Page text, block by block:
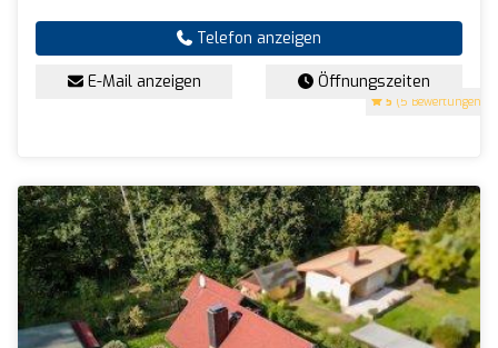
5 (5 Bewertungen)
Telefon anzeigen
E-Mail anzeigen Öffnungszeiten